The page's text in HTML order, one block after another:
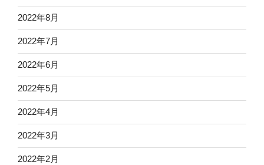
2022年8月
2022年7月
2022年6月
2022年5月
2022年4月
2022年3月
2022年2月